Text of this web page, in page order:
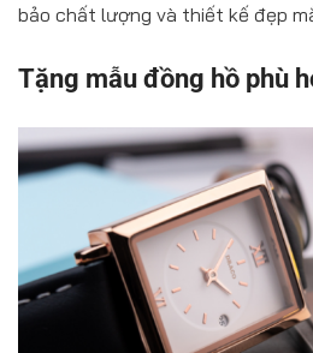
bảo chất lượng và thiết kế đẹp
Tặng mẫu đồng hồ phù